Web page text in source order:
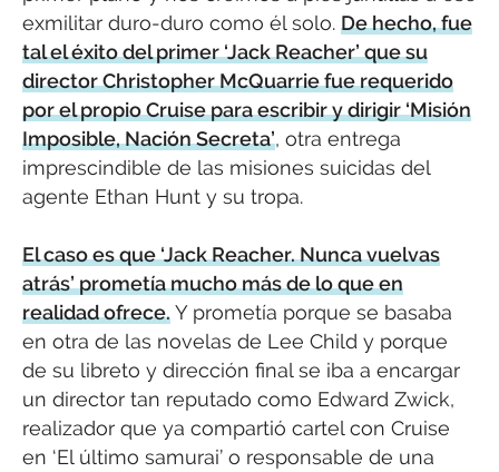
exmilitar duro-duro como él solo. De hecho, fue
tal el éxito del primer ‘Jack Reacher’ que su
director Christopher McQuarrie fue requerido
por el propio Cruise para escribir y dirigir ‘Misión
Imposible, Nación Secreta’, otra entrega
imprescindible de las misiones suicidas del
agente Ethan Hunt y su tropa.
El caso es que ‘Jack Reacher. Nunca vuelvas
atrás’ prometía mucho más de lo que en
realidad ofrece.Y prometía porque se basaba
en otra de las novelas de Lee Child y porque
de su libreto y dirección final se iba a encargar
un director tan reputado como Edward Zwick,
realizador que ya compartió cartel con Cruise
en ‘El último samurai’ o responsable de una